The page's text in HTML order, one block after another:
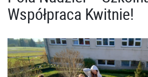
Współpraca Kwitnie!